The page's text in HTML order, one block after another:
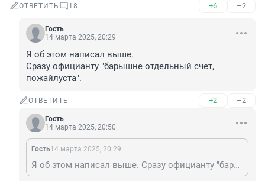
ОТВЕТИТЬ 18 +6 –2
Гость
14 марта 2025, 20:29
Я об этом написал выше.
Сразу официанту "барышне отдельный счет,
пожайлуста".
ОТВЕТИТЬ +2 –2
Гость
14 марта 2025, 20:50
Гость14 марта 2025, 20:29
Я об этом написал выше. Сразу официанту "барышне отдельный счет, пожайлуста".